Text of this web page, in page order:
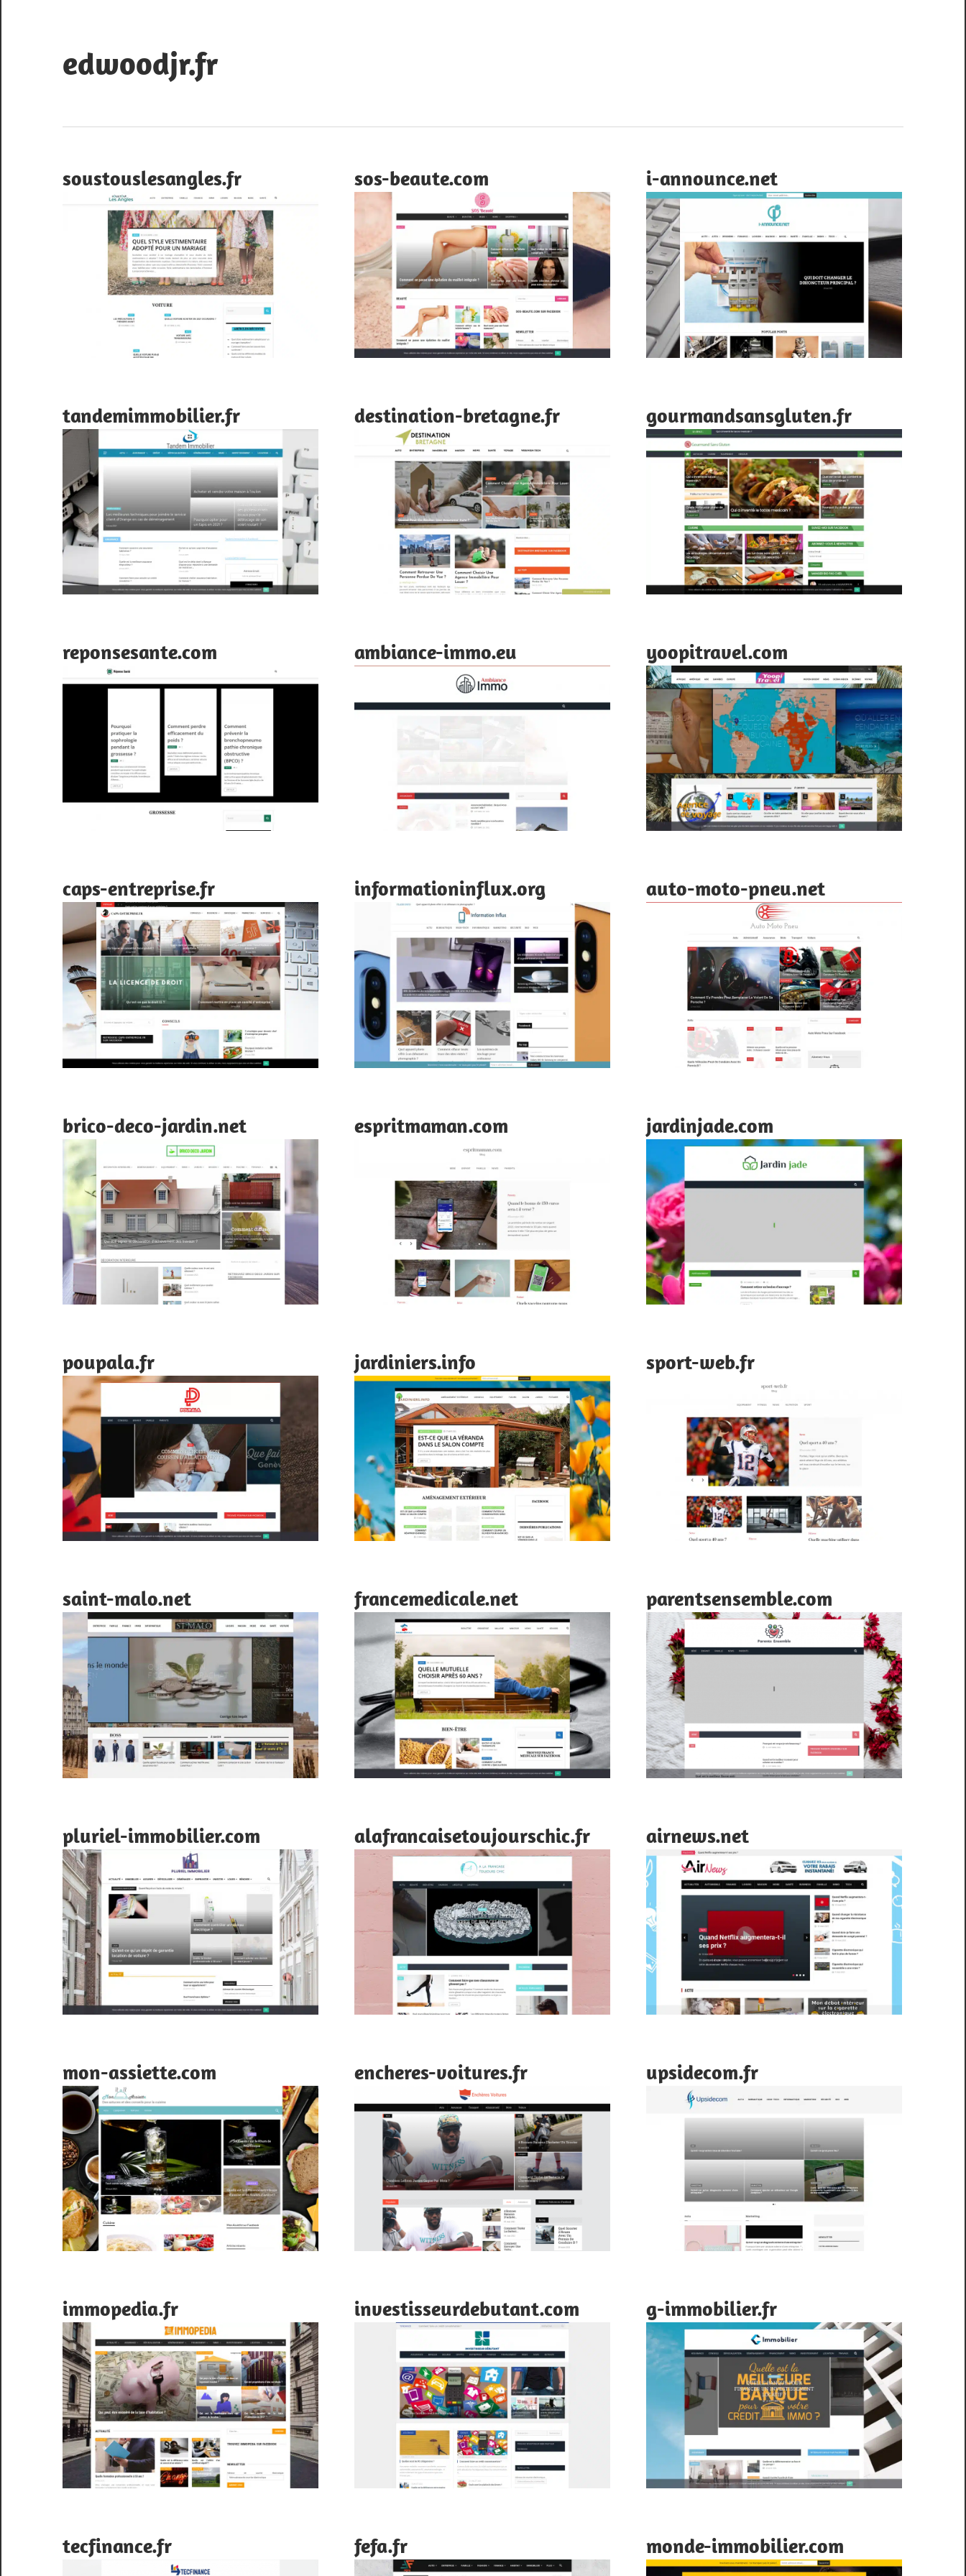
content
edwoodjr.fr
soustouslesangles.fr sos-beaute.com i-announce.net
tandemimmobilier.fr destination-bretagne.fr gourmandsansgluten.fr
reponsesante.com ambiance-immo.eu yoopitravel.com
caps-entreprise.fr informationinflux.org auto-moto-pneu.net
brico-deco-jardin.net espritmaman.com jardinjade.com
poupala.fr jardiniers.info sport-web.fr
saint-malo.net francemedicale.net parentsensemble.com
pluriel-immobilier.com alafrancaisetoujourschic.fr airnews.net
mon-assiette.com encheres-voitures.fr upsidecom.fr
immopedia.fr investisseurdebutant.com g-immobilier.fr
tecfinance.fr fefa.fr monde-immobilier.com